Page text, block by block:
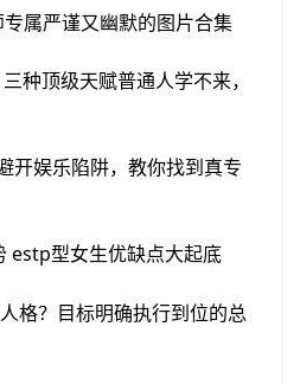
属严谨又幽默的图片合集
种顶级天赋普通人学不来，
开娱乐陷阱，教你找到真专
estp型女生优缺点大起底
格？目标明确执行到位的总